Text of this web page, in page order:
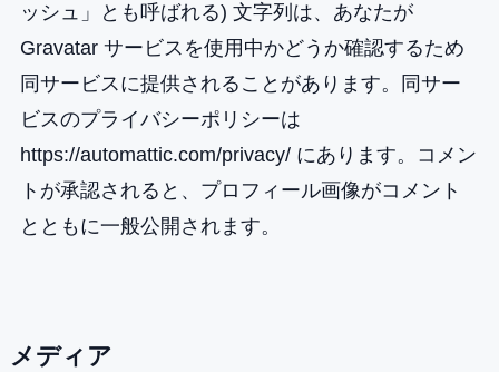
ッシュ」とも呼ばれる) 文字列は、あなたが
Gravatar サービスを使用中かどうか確認するため
同サービスに提供されることがあります。同サー
ビスのプライバシーポリシーは
https://automattic.com/privacy/ にあります。コメン
トが承認されると、プロフィール画像がコメント
とともに一般公開されます。
メディア